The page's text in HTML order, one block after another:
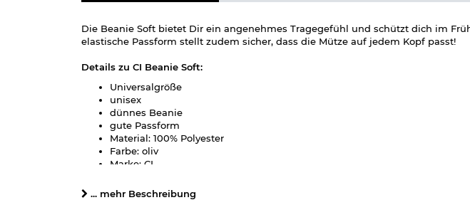
Die Beanie Soft bietet Dir ein angenehmes Tragegefühl und schützt dich im
elastische Passform stellt zudem sicher, dass die Mütze auf jedem Kopf passt!
Details zu CI Beanie Soft:
Universalgröße
unisex
dünnes Beanie
gute Passform
Material: 100% Polyester
Farbe: oliv
Marke: CI
Herstellerinformationen
... mehr Beschreibung